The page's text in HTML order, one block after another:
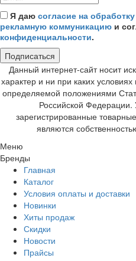
Я даю согласие на
рекламную коммуникацию и
конфиденциальности.
Подписаться
Данный интернет-сайт носит
характер и ни при каких
определяемой положениями
Российской
зарегистрированные
являются
Меню
Бренды
Главная
Каталог
Условия оплаты и доставки
Новинки
Хиты продаж
Скидки
Новости
Прайсы